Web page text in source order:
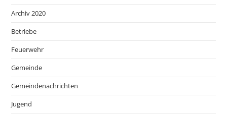
Archiv 2020
Betriebe
Feuerwehr
Gemeinde
Gemeindenachrichten
Jugend